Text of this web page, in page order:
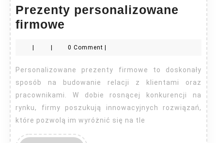
Prezenty personalizowane
firmowe
firmowe
0 Comment
Personalizowane prezenty firmowe to doskonały
sposób na budowanie relacji z klientami oraz
pracownikami. W dobie rosnącej konkurencji na
rynku, firmy poszukują innowacyjnych rozwiązań,
które pozwolą im wyróżnić się na tle